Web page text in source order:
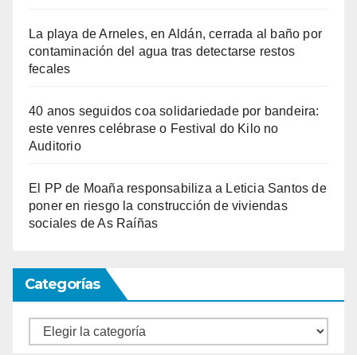
La playa de Arneles, en Aldán, cerrada al baño por
contaminación del agua tras detectarse restos
fecales
40 anos seguidos coa solidariedade por bandeira:
este venres celébrase o Festival do Kilo no
Auditorio
El PP de Moaña responsabiliza a Leticia Santos de
poner en riesgo la construcción de viviendas
sociales de As Raíñas
Categorías
Categorías